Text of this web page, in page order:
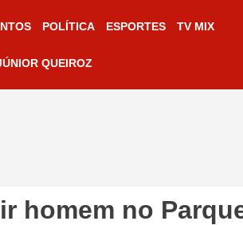
POLÍTICA ESPORTES TV MIX
QUEIROZ
homem no